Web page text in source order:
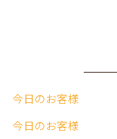
今日のお客様
今日のお客様